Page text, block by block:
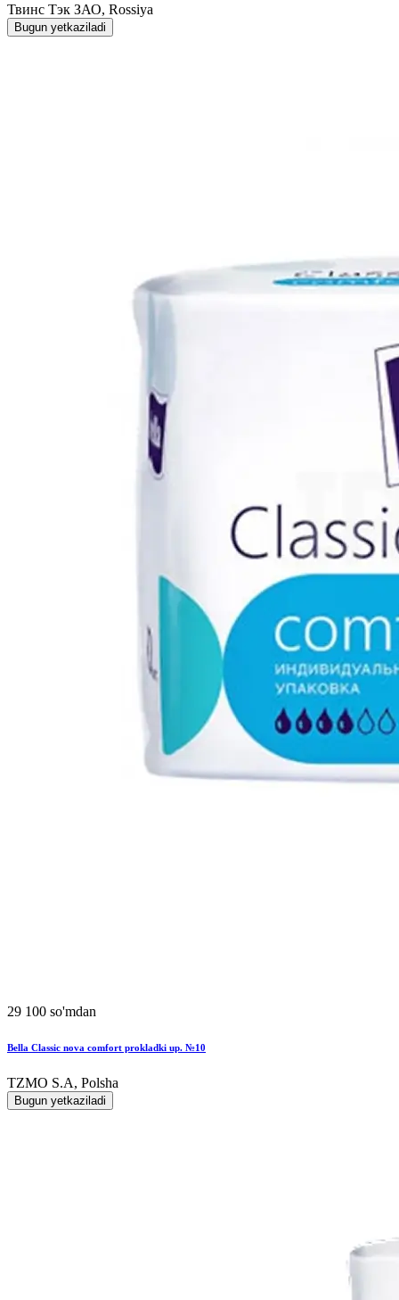
Твинс Тэк ЗАО, Rossiya
Bugun yetkaziladi
29 100 so'mdan
Bella Classic nova comfort prokladki up. №10
TZMO S.A, Polsha
Bugun yetkaziladi